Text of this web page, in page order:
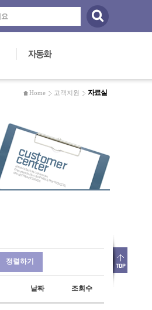
Home 고객지원 자료실
정렬하기
날짜 조회수